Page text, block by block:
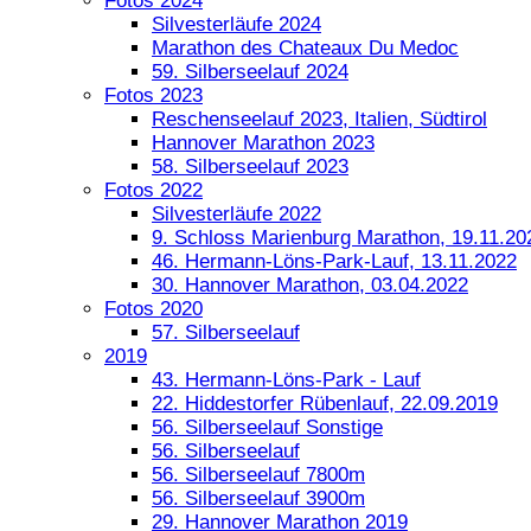
Silvesterläufe 2024
Marathon des Chateaux Du Medoc
59. Silberseelauf 2024
Fotos 2023
Reschenseelauf 2023, Italien, Südtirol
Hannover Marathon 2023
58. Silberseelauf 2023
Fotos 2022
Silvesterläufe 2022
9. Schloss Marienburg Marathon,
46. Hermann-Löns-Park-Lauf, 13.11.2022
30. Hannover Marathon, 03.04.2022
Fotos 2020
57. Silberseelauf
2019
43. Hermann-Löns-Park - Lauf
22. Hiddestorfer Rübenlauf, 22.09.2019
56. Silberseelauf Sonstige
56. Silberseelauf
56. Silberseelauf 7800m
56. Silberseelauf 3900m
29. Hannover Marathon 2019